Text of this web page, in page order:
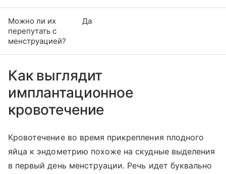
Можно ли их
перепутать с
менструацией?
Да
Как выглядит
имплантационное
кровотечение
Кровотечение во время прикрепления плодного
яйца к эндометрию похоже на скудные выделения
в первый день менструации. Речь идет буквально